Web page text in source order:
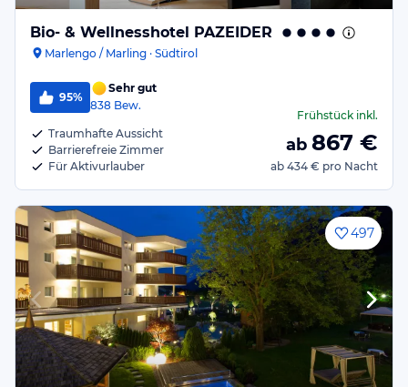
Bio- & Wellnesshotel PAZEIDER
Marlengo / Marling · Südtirol
95%
Sehr gut
838 Bew.
Traumhafte Aussicht
Barrierefreie Zimmer
Für Aktivurlauber
Frühstückinkl.
ab 867 €
ab 434 € pro Nacht
497